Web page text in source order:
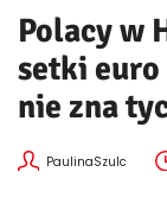
Polacy w
setki
nie zna
PaulinaSzulc